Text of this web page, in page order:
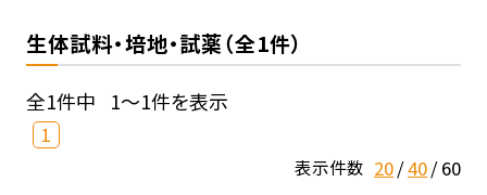
生体試料・培地・試薬（全1件）
全1件中 1～1件を表示
1
表示件数 20 40 60